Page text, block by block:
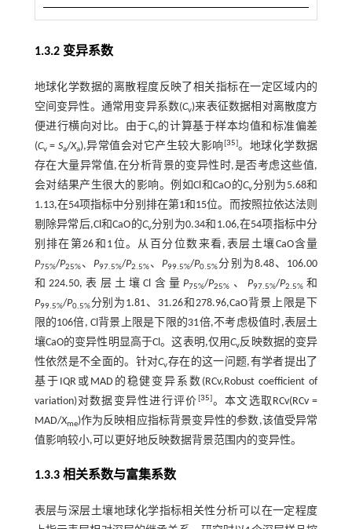
1.3.2 变异系数
地球化学数据的离散程度反映了相关指标在一定区域内的
空间变异性。通常用变异系数(Cv)来表征数据相对离散度方
便进行横向对比。由于Cv的计算基于样本均值和标准偏差
(Cv= Sa/Xa),异常值会对它产生较大影响 [35]。地球化学数据
存在大量异常值,在分析背景的变异性时,是否考虑这些值,
会对结果产生很大的影响。例如Cl和CaO的Cv分别为5.68和
1.13,在54项指标中分别排在第1和15位。而按照拉依达法则
剔除异常后,Cl和CaO的Cv分别为0.34和1.06,在54项指标中分
别排在第26和1位。从百分位数来看,表层土壤CaO含量
P75%/P25%、 P97.5%/P2.5%、P99.5%/P0.5%分别为8.48、106.00
和224.50,表层土壤Cl含量P75%/P25% 、P97.5%/P2.5% 和
P99.5%/P0.5%分别为1.81、31.26和278.96,CaO背景上限是下
限的106倍, Cl背景上限是下限的31倍,不考虑极值时,表层土
壤CaO的变异性明显高于Cl。这表明,仅用Cv反映数据的变异
性依然是不全面的。针对Cv存在的这一问题,有学者提出了
基于IQR或MAD的稳健变异系数(RCv,Robust coefficient of
variation)对数据变异性进行评价 [35]。本文选取RCv(RCv =
MAD/Xme)作为反映相应指标背景变异性的参数,该值受异常
值影响较小,可以更好地反映数据背景范围内的变异性。
1.3.3 相关系数与富集系数
表层与深层土壤地球化学指标相关性分析可以在一定程度